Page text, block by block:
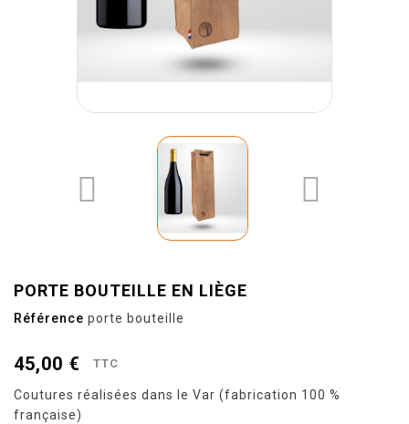
 
PORTE BOUTEILLE EN LIÈGE
Référence porte bouteille
45,00 € TTC
Coutures réalisées dans le Var (fabrication 100 %
française)